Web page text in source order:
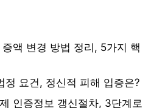
액 변경 방법 정리, 5가지 핵
정 요건, 정신적 피해 입증은?
인증정보 갱신절차, 3단계로